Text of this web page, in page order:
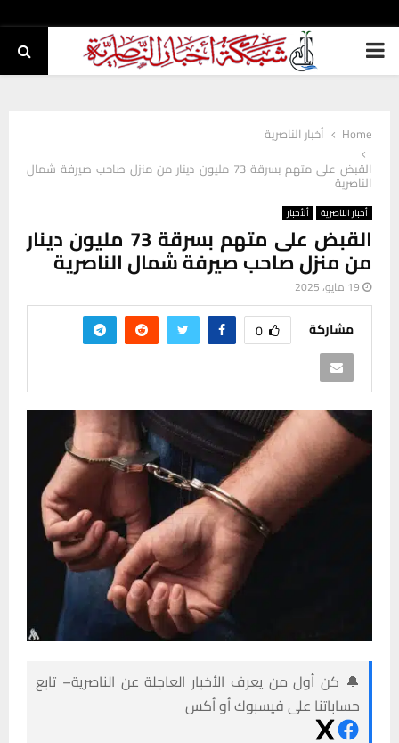
PRIMARY
Home
أخبار الناصرية
القبض على متهم بسرقة 73 مليون دينار من منزل صاحب صيرفة شمال
الناصرية
أخبار الناصرية ألأخبار
القبض على متهم بسرقة 73 مليون دينار
من منزل صاحب صيرفة شمال الناصرية
19 مايو، 2025
مشاركة 0
🔔 كن أول من يعرف الأخبار العاجلة عن الناصرية– تابع
حساباتنا على فيسبوك أو أكس